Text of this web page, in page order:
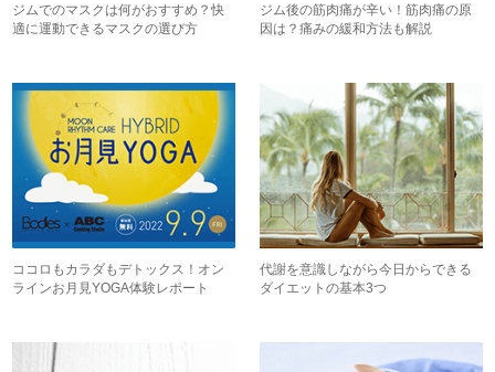
ジムでのマスクは何がおすすめ？快
適に運動できるマスクの選び方
ジム後の筋肉痛が辛い！筋肉痛の原
因は？痛みの緩和方法も解説
ココロもカラダもデトックス！オン
ラインお月見YOGA体験レポート
代謝を意識しながら今日からできる
ダイエットの基本3つ